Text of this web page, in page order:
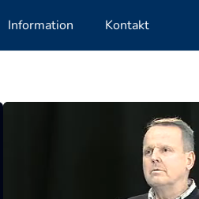
Information Kontakt